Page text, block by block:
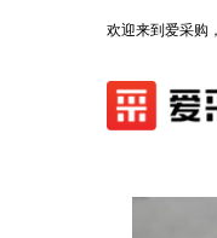
欢迎来到爱采购